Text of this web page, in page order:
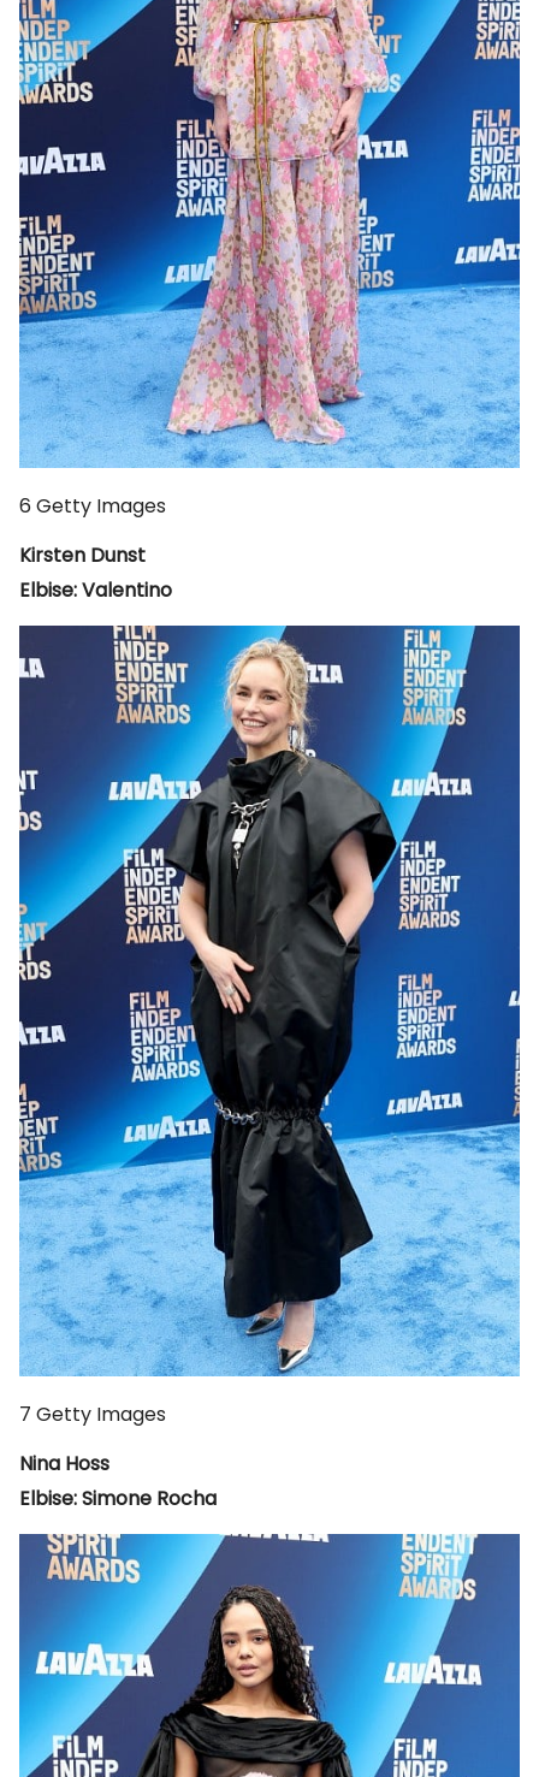
6 Getty Images
Kirsten Dunst
Elbise: Valentino
7 Getty Images
Nina Hoss
Elbise: Simone Rocha